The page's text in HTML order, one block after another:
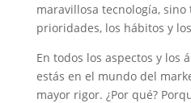
maravillosa tecnología, sino
prioridades, los hábitos y
En todos los aspectos y los
estás en el mundo del
mayor rigor. ¿Por qué?